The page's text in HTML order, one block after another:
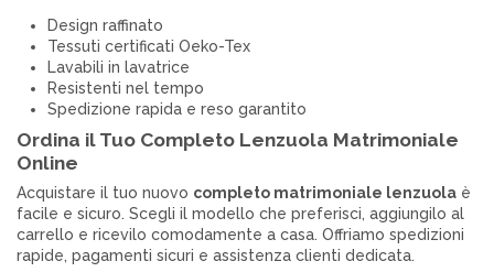
Design raffinato
Tessuti certificati Oeko-Tex
Lavabili in lavatrice
Resistenti nel tempo
Spedizione rapida e reso garantito
Ordina il Tuo Completo Lenzuola Matrimoniale
Online
Acquistare il tuo nuovo completo matrimoniale lenzuola è
facile e sicuro. Scegli il modello che preferisci, aggiungilo al
carrello e ricevilo comodamente a casa. Offriamo spedizioni
rapide, pagamenti sicuri e assistenza clienti dedicata.